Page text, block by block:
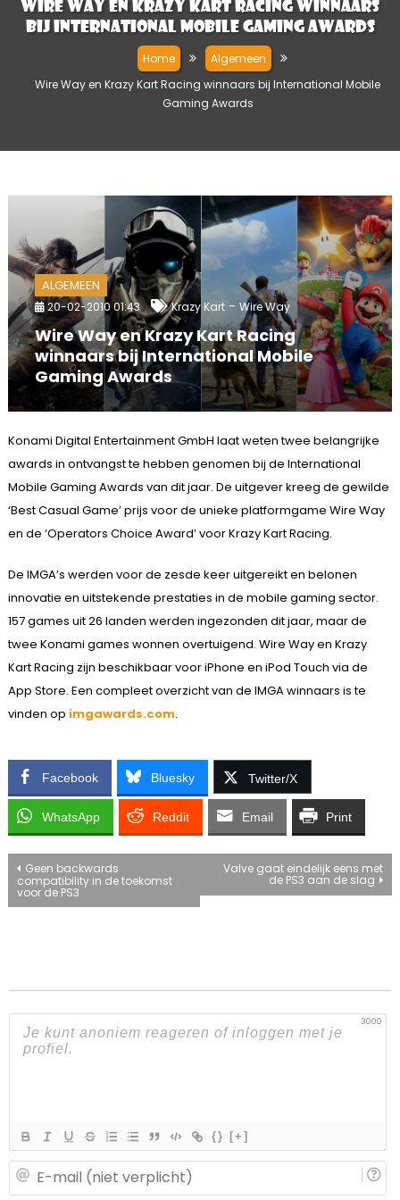
Wire Way en Krazy Kart Racing winnaars
bij International Mobile Gaming Awards
Home
Algemeen
Wire Way en Krazy Kart Racing winnaars bij International Mobile
Gaming Awards
ALGEMEEN
20-02-2010 01:43 Krazy Kart- Wire Way
Wire Way en Krazy Kart Racing
winnaars bij International Mobile
Gaming Awards
Konami Digital Entertainment GmbH laat weten twee belangrijke
awards in ontvangst te hebben genomen bij de International
Mobile Gaming Awards van dit jaar. De uitgever kreeg de gewilde
‘Best Casual Game’ prijs voor de unieke platformgame Wire Way
en de ‘Operators Choice Award’ voor Krazy Kart Racing.
De IMGA’s werden voor de zesde keer uitgereikt en belonen
innovatie en uitstekende prestaties in de mobile gaming sector.
157 games uit 26 landen werden ingezonden dit jaar, maar de
twee Konami games wonnen overtuigend. Wire Way en Krazy
Kart Racing zijn beschikbaar voor iPhone en iPod Touch via de
App Store. Een compleet overzicht van de IMGA winnaars is te
vinden op imgawards.com.
Facebook Bluesky Twitter/X
WhatsApp Reddit Email Print
Bericht
navigatie
Geen backwards
compatibility in de toekomst
voor de PS3
Valve gaat eindelijk eens met
de PS3 aan de slag
3000
{} [+]